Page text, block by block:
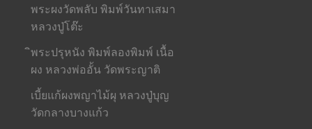
พระผงวัดพลับ พิมพ์วันทาเสมา
หลวงปู่โต๊ะ
ิพระปรุหนัง พิมพ์ลองพิมพ์ เนื้อ
ผง หลวงพ่ออั้น วัดพระญาติ
เบี้ยแก้ผงพญาไม้ผุ หลวงปู่บุญ
วัดกลางบางแก้ว